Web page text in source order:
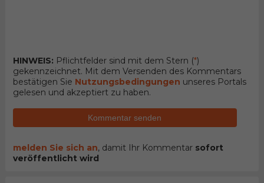
HINWEIS: Pflichtfelder sind mit dem Stern (*)
gekennzeichnet. Mit dem Versenden des Kommentars
bestätigen Sie Nutzungsbedingungen unseres Portals
gelesen und akzeptiert zu haben.
Kommentar senden
melden Sie sich an, damit Ihr Kommentar sofort
veröffentlicht wird